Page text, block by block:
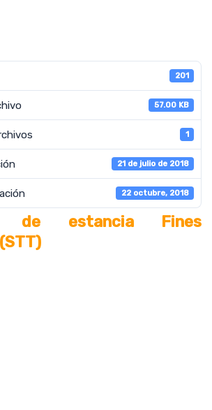
201
57.00 KB
1
21 de julio de 2018
22 octubre, 2018
de estancia Fines